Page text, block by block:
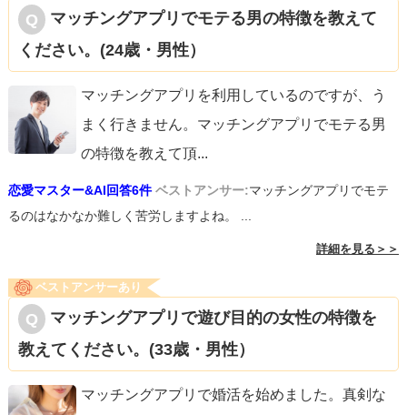
マッチングアプリでモテる男の特徴を教えて
ください。(24歳・男性）
マッチングアプリを利用しているのですが、う
まく行きません。マッチングアプリでモテる男
の特徴を教えて頂...
恋愛マスター&AI回答6件 ベストアンサー:マッチングアプリでモテ
るのはなかなか難しく苦労しますよね。 ...
詳細を見る＞＞
ベストアンサーあり
マッチングアプリで遊び目的の女性の特徴を
教えてください。(33歳・男性）
マッチングアプリで婚活を始めました。真剣な